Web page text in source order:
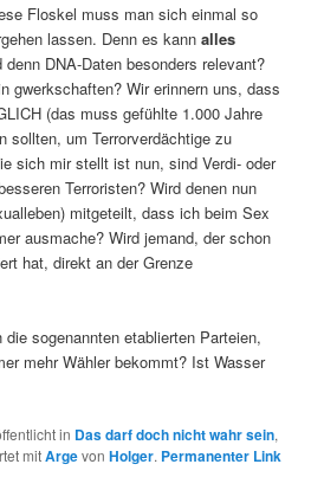
Floskel muss man sich einmal so
lassen. Denn es kannalles
DNA-Daten besonders relevant?
gwerkschaften? Wir erinnern uns, dass
(das muss gefühlte 1.000 Jahre
sollten, um Terrorverdächtige zu
sich mir stellt ist nun, sind Verdi- oder
Terroristen? Wird denen nun
mitgeteilt, dass ich beim Sex
ausmache? Wird jemand, der schon
hat, direkt an der Grenze
die sogenannten etablierten Parteien,
mehr Wähler bekommt? Ist Wasser
in Das darf doch nicht wahr sein,
mitArgevonHolger. Permanenter Link